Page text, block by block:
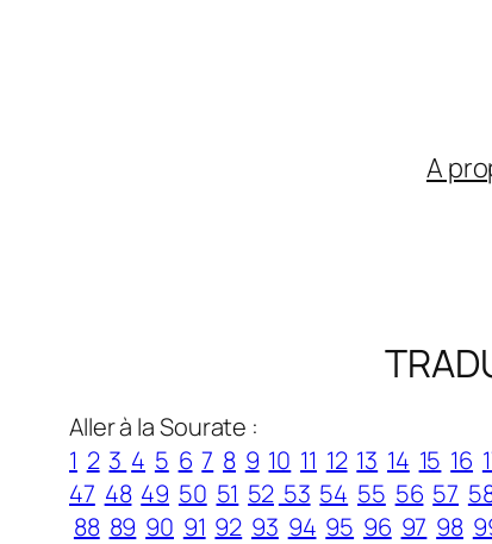
A
Aller à la Sourate :
1 2 3 4 5 6 7 8 9 10 11 12 13 14 15 16
47 48 49 50 51 52 53 54 55 56 57
88 89 90 91 92 93 94 95 96 97 98